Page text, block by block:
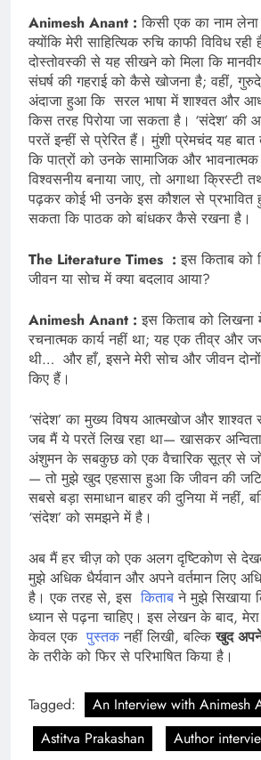
Animesh Anant :किसी एक का नाम
क्योंकि मेरी साहित्यिक रुचि काफी विविध
दोस्तोवस्की से यह सीखने को मिला कि
संघर्ष की गहराई को कैसे खोजना है; वहीं,
अंदाजा हुआ कि सरल भाषा में शाश्वत और
किस तरह पिरोया जा सकता है। ‘संदेश’ की
परतें इन्हीं से प्रेरित हैं। मुंशी प्रेमचंद यह
कि पात्रों को उनके सामाजिक और
विश्वसनीय बनाया जाए, तो अगाथा क्रिस्टी
पढ़कर कोई भी उनके इस कौशल से प्रभावित
सकता कि पाठक को बांधकर कैसे रखना है।
The Literature Times : इस किताब
जीवन या सोच में क्या बदलाव आया?
Animesh Anant :इस किताब को
रचनात्मक कार्य नहीं था; यह एक तीव्र और
थी… और हाँ, इसने मेरी सोच और जीवन
किए हैं।
‘संदेश’ का मुख्य विषय आत्मखोज और शाश्वत
जब मैं ये परतें लिख रहा था— खासकर
अंशुमन के सबकुछ को एक वैचारिक सूत्र से
— तो मुझे खुद एहसास हुआ कि जीवन की
सबसे बड़ा समाधान बाहर की दुनिया में नहीं,
‘संदेश’ को समझने में है।
अब मैं हर चीज़ को एक अलग दृष्टिकोण से
मुझे अधिक धैर्यवान और अपने वर्तमान लिए
है। एक तरह से, इस किताबने मुझे सिखाया
ध्यान से पढ़ना चाहिए। इस लेखन के बाद,
केवल एक पुस्तकनहीं लिखी, बल्किखुद
के तरीके को फिर से परिभाषित किया है।
Tagged:
An Interview with Animesh
Astitva Prakashan
Author